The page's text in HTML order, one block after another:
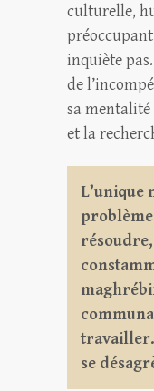
culturelle,
préoccupant
inquiète
de
sa mentalité
et la
L’unique
travailler.
se